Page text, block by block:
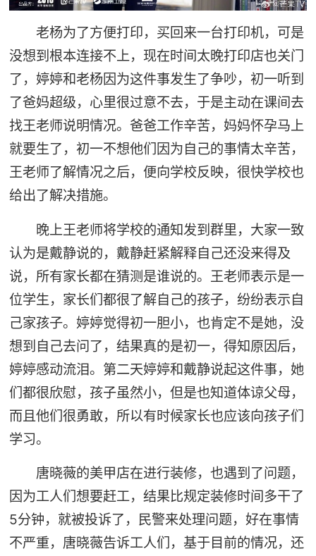
老杨为了方便打印，买回来一台打印机，可是
没想到根本连接不上，现在时间太晚打印店也关门
了，婷婷和老杨因为这件事发生了争吵，初一听到
了爸妈超级，心里很过意不去，于是主动在课间去
找王老师说明情况。爸爸工作辛苦，妈妈怀孕马上
就要生了，初一不想他们因为自己的事情太辛苦，
王老师了解情况之后，便向学校反映，很快学校也
给出了解决措施。
晚上王老师将学校的通知发到群里，大家一致
认为是戴静说的，戴静赶紧解释自己还没来得及
说，所有家长都在猜测是谁说的。王老师表示是一
位学生，家长们都很了解自己的孩子，纷纷表示自
己家孩子。婷婷觉得初一胆小，也肯定不是她，没
想到自己去问了，结果真的是初一，得知原因后，
婷婷感动流泪。第二天婷婷和戴静说起这件事，她
们都很欣慰，孩子虽然小，但是也知道体谅父母，
而且他们很勇敢，所以有时候家长也应该向孩子们
学习。
唐晓薇的美甲店在进行装修，也遇到了问题，
因为工人们想要赶工，结果比规定装修时间多干了
5分钟，就被投诉了，民警来处理问题，好在事情
不严重，唐晓薇告诉工人们，基于目前的情况，还